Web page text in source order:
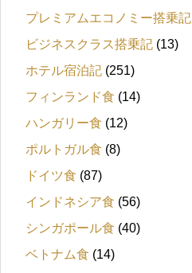
プレミアムエコノミー搭乗記
ビジネスクラス搭乗記 (13)
ホテル宿泊記 (251)
フィンランド食 (14)
ハンガリー食 (12)
ポルトガル食 (8)
ドイツ食 (87)
インドネシア食 (56)
シンガポール食 (40)
ベトナム食 (14)